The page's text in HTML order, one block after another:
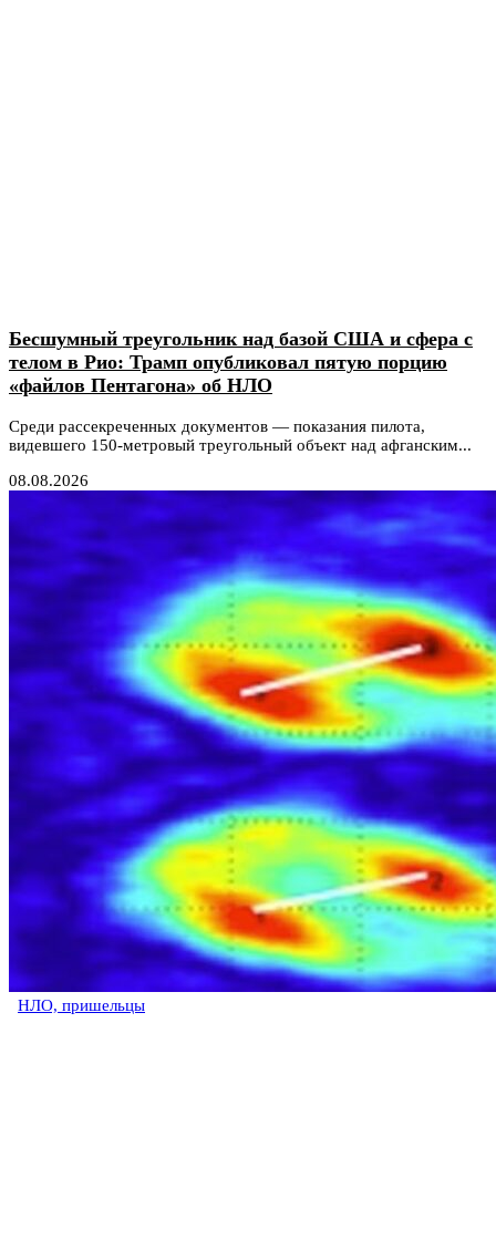
Бесшумный треугольник над базой США и сфера с
телом в Рио: Трамп опубликовал пятую порцию
«файлов Пентагона» об НЛО
Среди рассекреченных документов — показания пилота,
видевшего 150-метровый треугольный объект над афганским...
08.08.2026
НЛО, пришельцы